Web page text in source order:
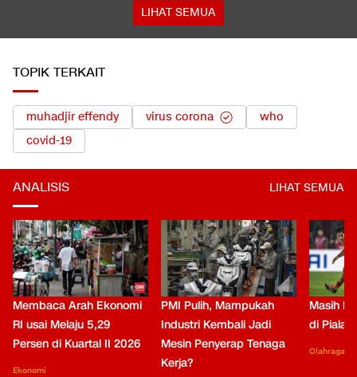
LIHAT SEMUA
TOPIK TERKAIT
muhadjir effendy virus corona
who
covid-19
ANALISIS LIHAT SEMUA
Membaca Arah Ekonomi
RI usai Melaju 5,29
Persen di Kuartal II 2026
Ekonomi
PMI Pulih, Mampukah
Industri Kembali Jadi
Mesin Penyerap Tenaga
Kerja?
Masih
di Piala
Olahraga